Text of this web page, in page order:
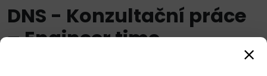
DNS - Konzultační práce
– Engineer time